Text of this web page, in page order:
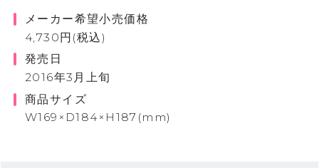
メーカー希望小売価格
4,730円(税込)
発売日
2016年3月上旬
商品サイズ
W169×D184×H187(mm)